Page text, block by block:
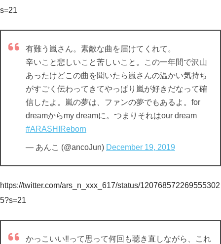
s=21
有難う嵐さん。素敵な曲を届けてくれて。
辛いこと悲しいこと苦しいこと。この一年間で沢山
あったけどこの曲を聞いたら嵐さんの温かい気持ち
がすごく伝わってきてやっぱり嵐が好きだなって確
信したよ。嵐の夢は、ファンの夢でもあるよ。for
dreamからmy dreamに。つまりそれはour dream
#ARASHIReborn
— あんこ (@ancoJun) December 19, 2019
https://twitter.com/ars_n_xxx_617/status/120768572269555302
5?s=21
かっこいい‼って思って何回も聴き直しながら、これ